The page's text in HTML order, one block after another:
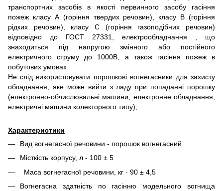
транспортних засобів в якості первинного засобу гасіння
пожеж класу А (горіння твердих речовин), класу В (горіння
рідких речовин), класу С (горіння газоподібних речовин)
відповідно до ГОСТ 27331, електрообладнання , що
знаходиться під напругою змінного або постійного
електричного струму до 1000В, а також гасіння пожеж в
побутових умовах.
Не слід використовувати порошкові вогнегасники для захисту
обладнання, яке може вийти з ладу при попаданні порошку
(електронно-обчислювальні машини, електронне обладнання,
електричні машини колекторного типу),
Характеристики
Вид вогнегасної речовини - порошок вогнегасний
Місткість корпусу, л - 100 ± 5
Маса вогнегасної речовини, кг - 90 ± 4,5
Вогнегасна здатність по гасінню модельного вогнища